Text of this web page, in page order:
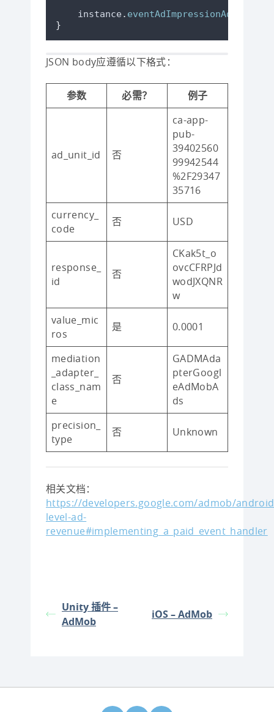
instance . eventAdImpressionAdMob
}
JSON body应遵循以下格式：
参数 必需？ 例子
ad_unit_id 否
ca-app-
pub-
39402560
99942544
%2F29347
35716
currency_
code
否 USD
response_
id
否
CKak5t_o
ovcCFRPJd
wodJXQNR
w
value_mic
ros
是 0.0001
mediation
_adapter_
class_nam
e
否
GADMAda
pterGoogl
eAdMobA
ds
precision_
type
否 Unknown
相关文档：
https://developers.google.com/admob/
level-ad-
revenue#implementing_a_paid_event_handler
Unity 插件 –
AdMob
iOS – AdMob